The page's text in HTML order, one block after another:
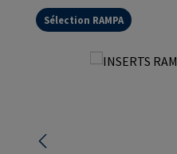
Sélection RAMPA
Ignorer la galerie d'images